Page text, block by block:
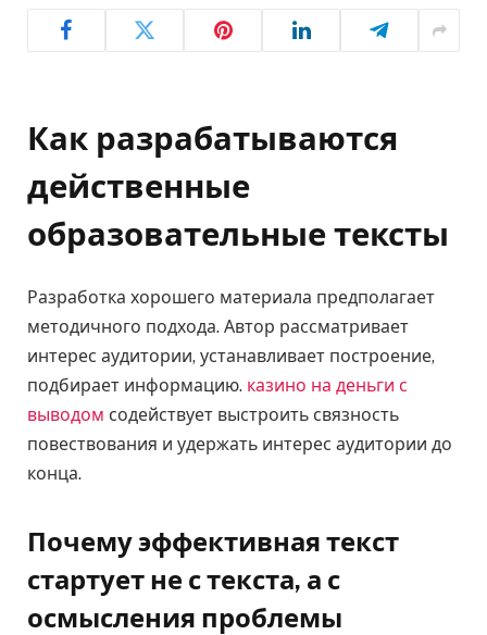
Как разрабатываются
действенные
образовательные тексты
Разработка хорошего материала предполагает
методичного подхода. Автор рассматривает
интерес аудитории, устанавливает построение,
подбирает информацию. казино на деньги с
выводом содействует выстроить связность
повествования и удержать интерес аудитории до
конца.
Почему эффективная текст
стартует не с текста, а с
осмысления проблемы